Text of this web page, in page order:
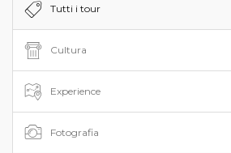
Tutti i tour
Cultura
Experience
Fotografia